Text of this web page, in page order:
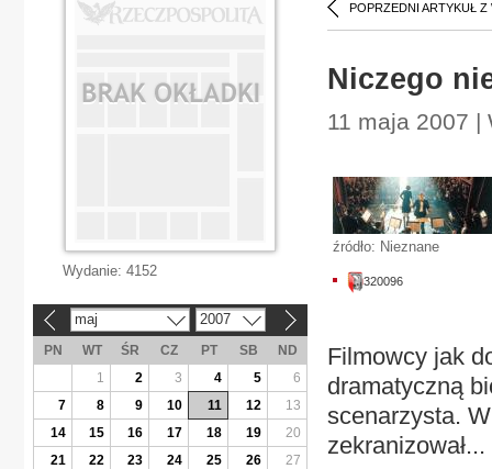
POPRZEDNI ARTYKUŁ Z
Niczego
11 maja 2007 |
źródło: Nieznane
320096
Filmowcy jak
dramatyczną
scenarzysta.
zekranizował...
Wydanie: 4152
maj 2007
PN WT ŚR CZ PT SB
ND
1
2 3 4 5
6
7
8 9 10 11 12
13
14
15 16 17 18 19
20
21
22 23 24 25 26
27